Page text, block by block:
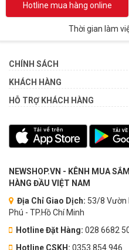
Hotline mua hàng online
Thời gian làm
CHÍNH SÁCH
KHÁCH HÀNG
HỖ TRỢ KHÁCH HÀNG
NEWSHOP.VN - KÊNH MUA
HÀNG ĐẦU VIỆT NAM
Địa Chỉ Giao Dịch: 53/8 Vườn
Phú - TP.Hồ Chí Minh
Hotline Đặt Hàng: 028 6682
Hotline CSKH: 0353.854.946